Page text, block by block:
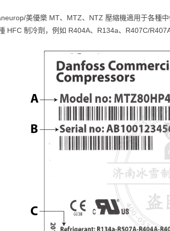
美優樂 MT、MTZ、NTZ 壓縮機適用于各種
HFC 制冷劑，例如 R404A、R134a、R407C/